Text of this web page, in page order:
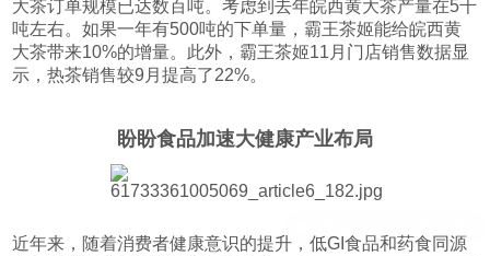
大茶订单规模已达数百吨。考虑到去年皖西黄大茶产量在5千
吨左右。如果一年有500吨的下单量，霸王茶姬能给皖西黄
大茶带来10%的增量。此外，霸王茶姬11月门店销售数据显
示，热茶销售较9月提高了22%。
盼盼食品加速大健康产业布局
近年来，随着消费者健康意识的提升，低GI食品和药食同源